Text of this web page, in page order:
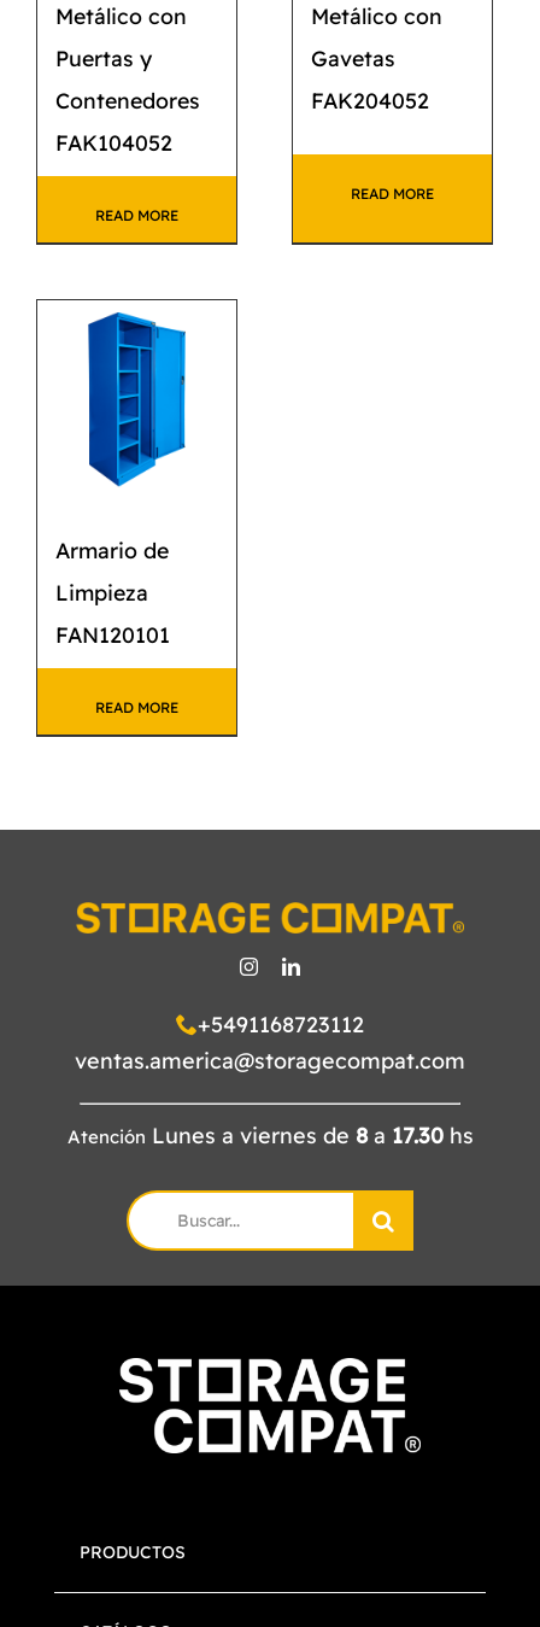
Metálico con
Puertas y
Contenedores
FAK104052
READ MORE
Metálico con
Gavetas
FAK204052
READ MORE
Armario de
Limpieza
FAN120101
READ MORE
+5491168723112
ventas.america@storagecompat.com
Atención Lunes a viernes de 8a 17.30hs
Search
for:
PRODUCTOS